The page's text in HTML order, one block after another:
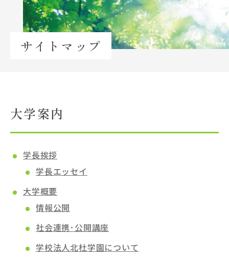
Topics
イベント一覧
教職員募集
北杜学園設置校
サイトマップ
大学案内
学長挨拶
学長エッセイ
大学概要
情報公開
社会連携･公開講座
学校法人北杜学園について